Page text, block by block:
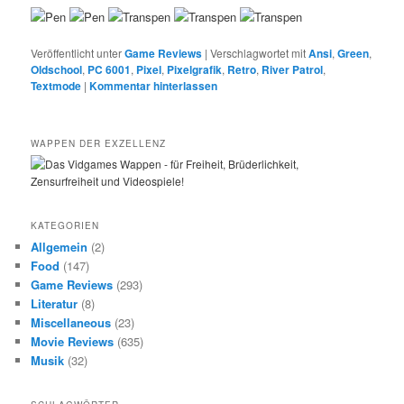
Veröffentlicht unterGame Reviews |Verschlagwortet mitAnsi,Green,
Oldschool, PC 6001, Pixel, Pixelgrafik, Retro, River Patrol,
Textmode |Kommentar hinterlassen
WAPPEN DER EXZELLENZ
KATEGORIEN
Allgemein (2)
Food (147)
Game Reviews (293)
Literatur (8)
Miscellaneous (23)
Movie Reviews (635)
Musik (32)